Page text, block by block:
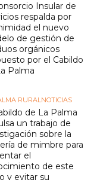
Insular de
respalda por
el nuevo
de gestión de
orgánicos
por el Cabildo
Palma
RURALNOTICIAS
de La Palma
un trabajo de
sobre la
de mimbre para
el
de este
y evitar su